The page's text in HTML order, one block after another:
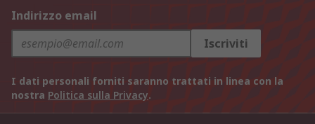
Indirizzo email
Iscriviti
I dati personali forniti saranno trattati in linea con la
nostra Politica sulla Privacy.